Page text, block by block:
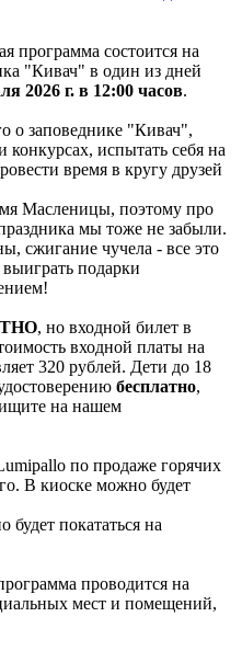
программа состоится на
"Кивач" в один из дней
2026 г. в 12:00 часов.
о заповеднике "Кивач",
конкурсах, испытать себя на
время в кругу друзей
Масленицы, поэтому про
мы тоже не забыли.
сжигание чучела - все это
подарки
, но входной билет в
входной платы на
320 рублей. Дети до 18
бесплатно,
ищите на нашем
по продаже горячих
В киоске можно будет
покататься на
проводится на
мест и помещений,